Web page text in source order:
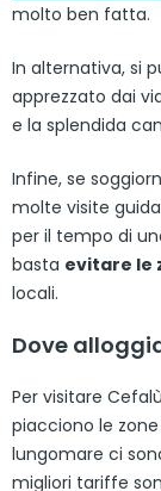
molto ben fatta.
In alternativa, si
apprezzato dai
e la splendida
Infine, se
molte visite
per il tempo di
basta evitare le
locali.
Dove
Per visitare
piacciono le
lungomare ci
migliori tariffe